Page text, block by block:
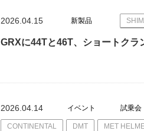
2026.04.15 新製品
GRXに44Tと46T、ショートクラ
2026.04.14 イベント 試乗会
CONTINENTAL DMT MET